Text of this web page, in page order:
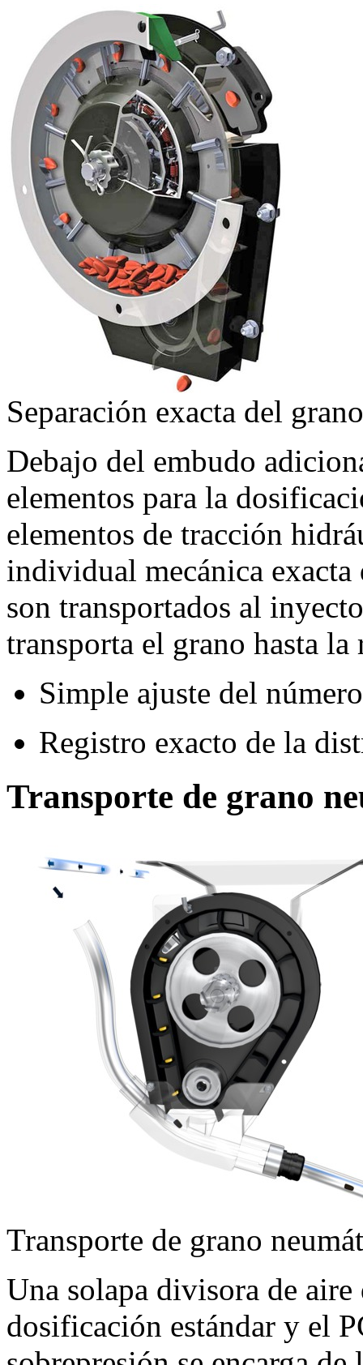
Separación exacta del grano
Debajo del embudo
elementos para la
elementos de tracción
individual mecánica
son transportados al
transporta el grano hasta la
Simple ajuste del
Registro exacto de la
Transporte de grano
Transporte de grano
Una solapa divisora de
dosificación estándar y el